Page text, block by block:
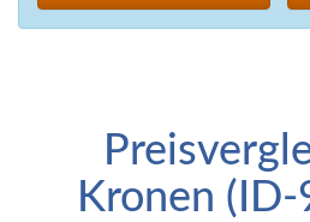
Kronen